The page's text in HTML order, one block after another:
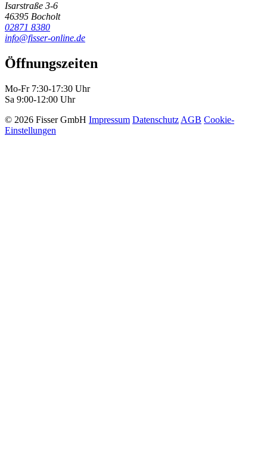
Isarstraße 3-6
46395 Bocholt
02871 8380
info@fisser-online.de
Öffnungszeiten
Mo-Fr 7:30-17:30 Uhr
Sa 9:00-12:00 Uhr
© 2026 Fisser GmbH Impressum Datenschutz AGB Cookie-
Einstellungen